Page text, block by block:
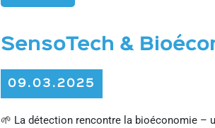
SensoTech &
09.03.2025
🌱 La détection rencontre la bioéconomie –